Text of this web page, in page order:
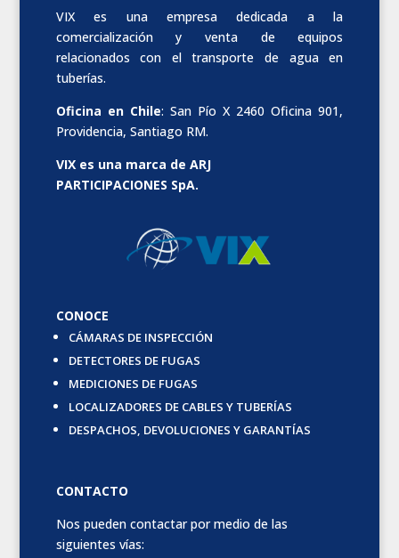
VIX es una empresa dedicada a la
comercialización y venta de equipos
relacionados con el transporte de agua en
tuberías.
Oficina en Chile: San Pío X 2460 Oficina 901,
Providencia, Santiago RM.
VIX es una marca de ARJ
PARTICIPACIONES SpA.
CONOCE
CÁMARAS DE INSPECCIÓN
DETECTORES DE FUGAS
MEDICIONES DE FUGAS
LOCALIZADORES DE CABLES Y TUBERÍAS
DESPACHOS, DEVOLUCIONES Y GARANTÍAS
CONTACTO
Nos pueden contactar por medio de las
siguientes vías: